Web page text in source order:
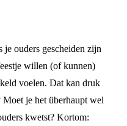
ouders gescheiden zijn
willen (of kunnen)
voelen. Dat kan druk
je het überhaupt wel
kwetst? Kortom: